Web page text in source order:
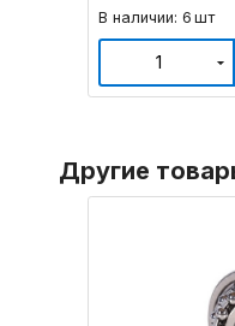
В наличии: 6 шт
1
Другие